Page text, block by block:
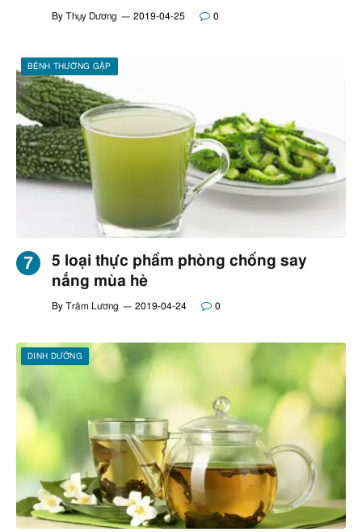
By Thụy Dương 2019-04-25 0
BỆNH THƯỜNG GẶP
5 loại thực phẩm phòng chống say
nắng mùa hè
By Trâm Lương 2019-04-24 0
DINH DƯỠNG